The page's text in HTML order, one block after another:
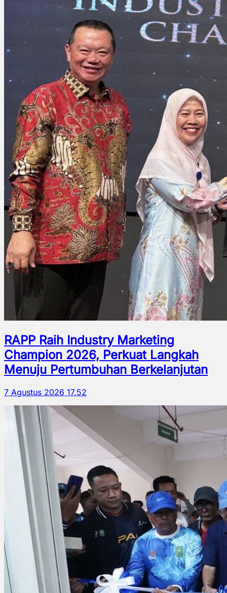
RAPP Raih Industry Marketing
Champion 2026, Perkuat Langkah
Menuju Pertumbuhan Berkelanjutan
7 Agustus 2026 17.52